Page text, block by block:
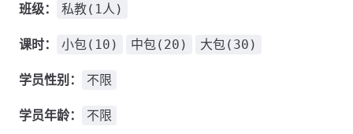
班级： 私教(1人)
课时： 小包(10) 中包(20) 大包(30)
学员性别： 不限
学员年龄： 不限